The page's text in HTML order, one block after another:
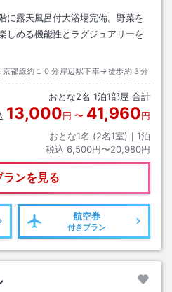
に露天風呂付大浴場完備。野菜を
しめる機能性とラグジュアリーを
京都線約１０分岸辺駅下車→徒歩約３分
おとな2名 1泊1部屋 合計
13,000円 〜 41,960円
おとな1名 (2名1室)｜ 1泊
税込 6,500円〜20,980円
ランを見る
航空券
付きプラン